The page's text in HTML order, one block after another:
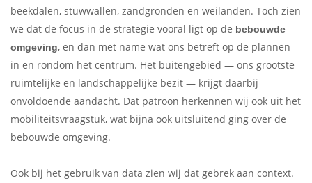
beekdalen, stuwwallen, zandgronden en weilanden. Toch zien
we dat de focus in de strategie vooral ligt op de bebouwde
omgeving, en dan met name wat ons betreft op de plannen
in en rondom het centrum. Het buitengebied — ons grootste
ruimtelijke en landschappelijke bezit — krijgt daarbij
onvoldoende aandacht. Dat patroon herkennen wij ook uit het
mobiliteitsvraagstuk, wat bijna ook uitsluitend ging over de
bebouwde omgeving.
Ook bij het gebruik van data zien wij dat gebrek aan context.